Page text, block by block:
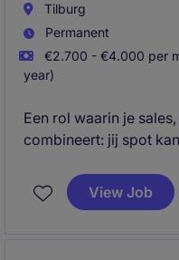
Tilburg
Permanent
€2.700 - €4.000 per
year)
Een rol waarin je
combineert: jij spot
View Job